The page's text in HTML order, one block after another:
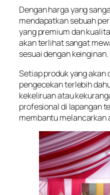
Dengan harga yang
mendapatkan sebuah
yang premium dan
akan terlihat sangat
sesuai dengan keinginan.
Setiap produk yang akan
pengecekan terlebih
kekeliruan atau
profesional di lapangan
membantu melancarkan